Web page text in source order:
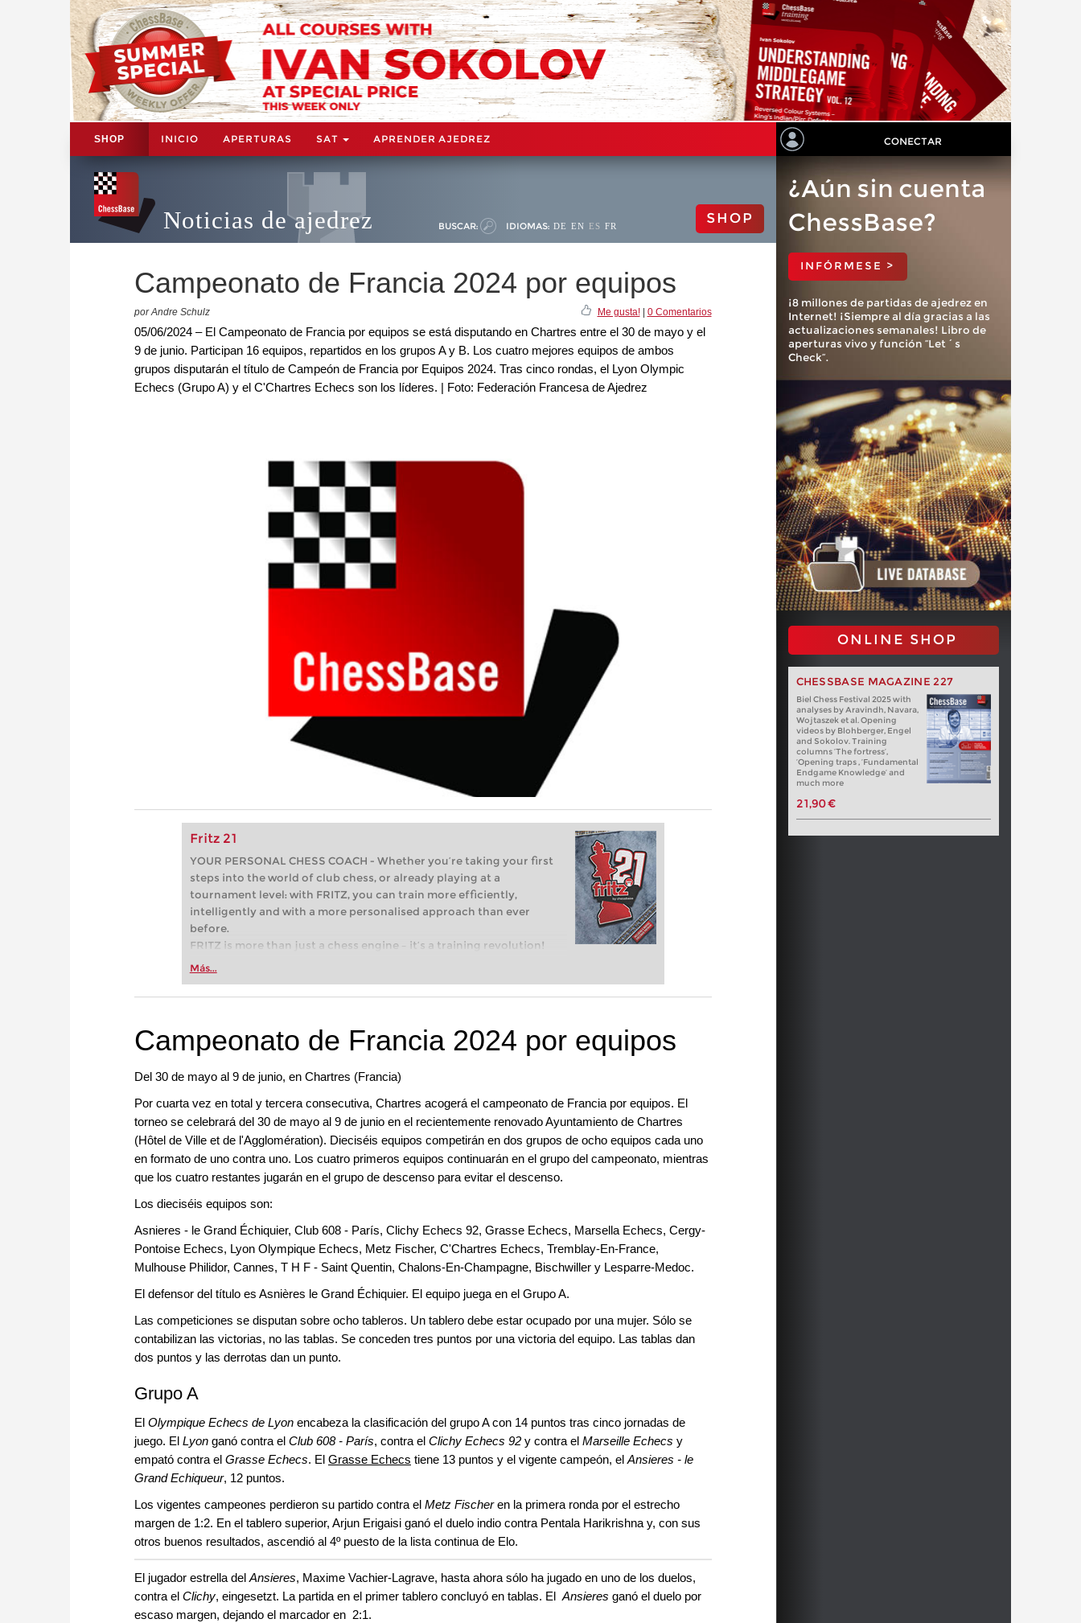
SHOP INICIO APERTURAS SAT APRENDER AJEDREZ CONECTAR
Noticias de ajedrez BUSCAR: IDIOMAS: DE EN ES FR SHOP
Campeonato de Francia 2024 por equipos
por Andre Schulz Me gusta!| 0 Comentarios
05/06/2024 – El Campeonato de Francia por equipos se está disputando en Chartres entre el 30 de mayo y el
9 de junio. Participan 16 equipos, repartidos en los grupos A y B. Los cuatro mejores equipos de ambos
grupos disputarán el título de Campeón de Francia por Equipos 2024. Tras cinco rondas, el Lyon Olympic
Echecs (Grupo A) y el C'Chartres Echecs son los líderes. | Foto: Federación Francesa de Ajedrez
Fritz 21
YOUR PERSONAL CHESS COACH - Whether you’re taking your first
steps into the world of club chess, or already playing at a
tournament level: with FRITZ, you can train more efficiently,
intelligently and with a more personalised approach than ever
before.
FRITZ is more than just a chess engine – it’s a training revolution!
Whether you’re taking your first steps into the world of club chess,
more efficiently, intelligently and with a more personalised
Más...
¿Aún sin cuenta
ChessBase?
INFÓRMESE >
¡8 millones de partidas de ajedrez en
Internet! ¡Siempre al día gracias a las
actualizaciones semanales! Libro de
aperturas vivo y función “Let´s
Check”.
ONLINE SHOP
CHESSBASE MAGAZINE 227
Biel Chess Festival 2025 with
analyses by Aravindh, Navara,
Wojtaszek et al. Opening
videos by Blohberger, Engel
and Sokolov. Training
columns ‘The fortress’,
‘Opening traps , ‘Fundamental
Endgame Knowledge’ and
much more
21,90 €
Campeonato de Francia 2024 por equipos
Del 30 de mayo al 9 de junio, en Chartres (Francia)
Por cuarta vez en total y tercera consecutiva, Chartres acogerá el campeonato de Francia por equipos. El
torneo se celebrará del 30 de mayo al 9 de junio en el recientemente renovado Ayuntamiento de Chartres
(Hôtel de Ville et de l'Agglomération). Dieciséis equipos competirán en dos grupos de ocho equipos cada uno
en formato de uno contra uno. Los cuatro primeros equipos continuarán en el grupo del campeonato, mientras
que los cuatro restantes jugarán en el grupo de descenso para evitar el descenso.
Los dieciséis equipos son:
Asnieres - le Grand Échiquier, Club 608 - París, Clichy Echecs 92, Grasse Echecs, Marsella Echecs, Cergy-
Pontoise Echecs, Lyon Olympique Echecs, Metz Fischer, C'Chartres Echecs, Tremblay-En-France,
Mulhouse Philidor, Cannes, T H F - Saint Quentin, Chalons-En-Champagne, Bischwiller y Lesparre-Medoc.
El defensor del título es Asnières le Grand Échiquier. El equipo juega en el Grupo A.
Las competiciones se disputan sobre ocho tableros. Un tablero debe estar ocupado por una mujer. Sólo se
contabilizan las victorias, no las tablas. Se conceden tres puntos por una victoria del equipo. Las tablas dan
dos puntos y las derrotas dan un punto.
Grupo A
El Olympique Echecs de Lyon encabeza la clasificación del grupo A con 14 puntos tras cinco jornadas de
juego. El Lyon ganó contra el Club 608 - París, contra el Clichy Echecs 92 y contra el Marseille Echecs y
empató contra el Grasse Echecs. El Grasse Echecs tiene 13 puntos y el vigente campeón, el Ansieres - le
Grand Echiqueur, 12 puntos.
Los vigentes campeones perdieron su partido contra el Metz Fischeren la primera ronda por el estrecho
margen de 1:2. En el tablero superior, Arjun Erigaisi ganó el duelo indio contra Pentala Harikrishna y, con sus
otros buenos resultados, ascendió al 4º puesto de la lista continua de Elo.
El jugador estrella del Ansieres, Maxime Vachier-Lagrave, hasta ahora sólo ha jugado en uno de los duelos,
contra el Clichy, eingesetzt. La partida en el primer tablero concluyó en tablas. El Ansieres ganó el duelo por
escaso margen, dejando el marcador en 2:1.